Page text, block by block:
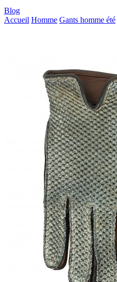
Blog
Accueil Homme Gants homme été